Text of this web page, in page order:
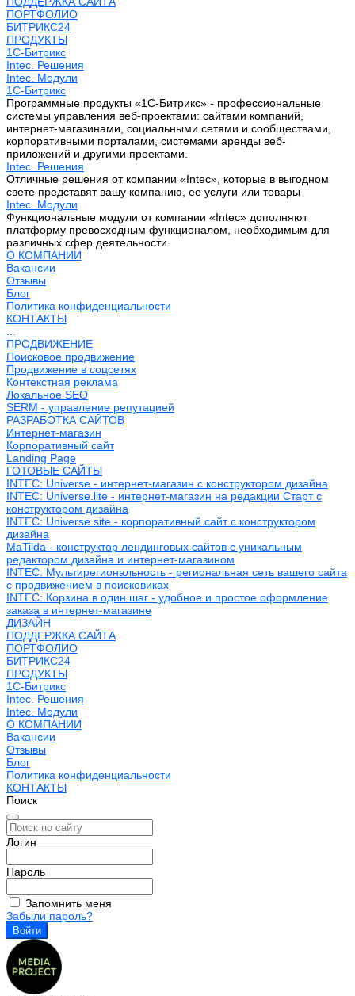
ПОРТФОЛИО
БИТРИКС24
ПРОДУКТЫ
1С-Битрикс
Intec. Решения
Intec. Модули
1С-Битрикс
Программные продукты «1С-Битрикс» - профессиональные
системы управления веб-проектами: сайтами компаний,
интернет-магазинами, социальными сетями и сообществами,
корпоративными порталами, системами аренды веб-
приложений и другими проектами.
Intec. Решения
Отличные решения от компании «Intec», которые в выгодном
свете представят вашу компанию, ее услуги или товары
Intec. Модули
Функциональные модули от компании «Intec» дополняют
платформу превосходным функционалом, необходимым для
различных сфер деятельности.
О КОМПАНИИ
Вакансии
Отзывы
Блог
Политика конфиденциальности
КОНТАКТЫ
ПРОДВИЖЕНИЕ
Поисковое продвижение
Продвижение в соцсетях
Контекстная реклама
Локальное SEO
SERM - управление репутацией
РАЗРАБОТКА САЙТОВ
Интернет-магазин
Корпоративный сайт
Landing Page
ГОТОВЫЕ САЙТЫ
INTEC: Universe - интернет-магазин с конструктором дизайна
INTEC: Universe.lite - интернет-магазин на редакции Старт с
конструктором дизайна
INTEC: Universe.site - корпоративный сайт с конструктором
дизайна
MaTilda - конструктор лендинговых сайтов с уникальным
редактором дизайна и интернет-магазином
INTEC: Мультирегиональность - региональная сеть вашего сайта
с продвижением в поисковиках
INTEC: Корзина в один шаг - удобное и простое оформление
заказа в интернет-магазине
ДИЗАЙН
ПОДДЕРЖКА САЙТА
ПОРТФОЛИО
БИТРИКС24
ПРОДУКТЫ
1С-Битрикс
Intec. Решения
Intec. Модули
О КОМПАНИИ
Вакансии
Отзывы
Блог
Политика конфиденциальности
КОНТАКТЫ
Поиск
Логин
Пароль
Запомнить меня
Забыли пароль?